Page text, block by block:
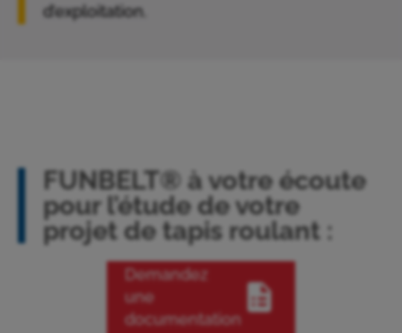
d’exploitation.
FUNBELT® à votre écoute
pour l’étude de votre
projet de tapis roulant :
Demandez
une
documentation